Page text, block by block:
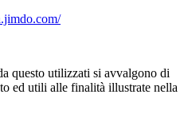
questo utilizzati si avvalgono di
ed utili alle finalità illustrate nella